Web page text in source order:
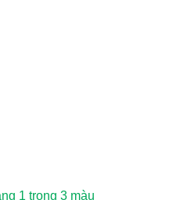
1 trong 3 màu